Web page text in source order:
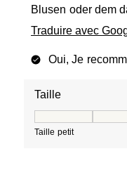
Blusen oder dem
Traduire avec
Oui, Je
Taille
Taille petit